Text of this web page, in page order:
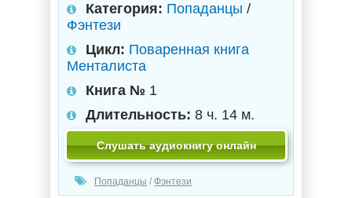
Категория: Попаданцы /
Фэнтези
Цикл: Поваренная книга
Менталиста
Книга № 1
Длительность: 8 ч. 14 м.
Слушать аудиокнигу онлайн
Попаданцы / Фэнтези